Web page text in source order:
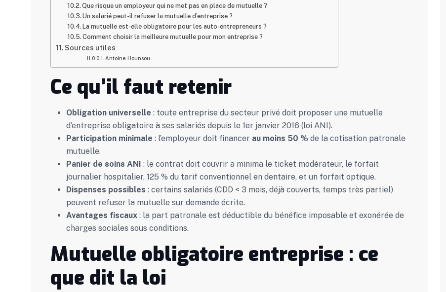
Que risque un employeur qui ne met pas en place de mutuelle ?
Un salarié peut-il refuser la mutuelle d’entreprise ?
La mutuelle est-elle obligatoire pour les auto-entrepreneurs ?
Comment choisir la meilleure mutuelle pour mon entreprise ?
Sources utiles
Antoine Hounsou
Ce qu’il faut retenir
Obligation universelle : toute entreprise du secteur privé doit proposer une mutuelle
d’entreprise obligatoire à ses salariés depuis le 1er janvier 2016 (loi ANI).
Participation minimale : l’employeur doit financer au moins 50 % de la cotisation patronale
mutuelle.
Panier de soins ANI : le contrat doit couvrir a minima le ticket modérateur, le forfait
journalier hospitalier, 125 % du tarif conventionnel en dentaire, et un forfait optique.
Dispenses possibles : certains salariés (CDD < 3 mois, déjà couverts, temps très partiel)
peuvent refuser la mutuelle sur demande écrite.
Avantages fiscaux : la part patronale est déductible du bénéfice imposable et exonérée de
charges sociales sous conditions.
Mutuelle obligatoire entreprise : ce
que dit la loi